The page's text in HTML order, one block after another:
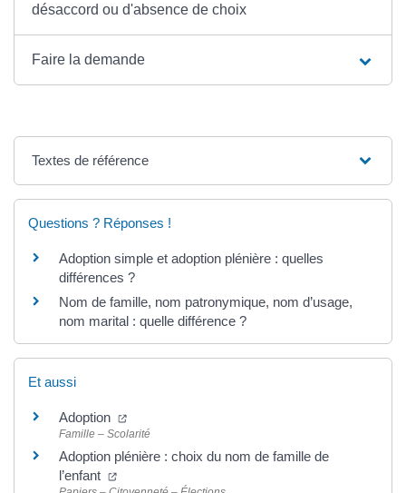
désaccord ou d'absence de choix
Faire la demande
Textes de référence
Questions ? Réponses !
Adoption simple et adoption plénière : quelles
différences ?
Nom de famille, nom patronymique, nom d’usage,
nom marital : quelle différence ?
Et aussi
Adoption (ouverture dans un nouvel onglet)
Famille – Scolarité
Adoption plénière : choix du nom de famille de
l’enfant
(ouverture dans un nouvel onglet)